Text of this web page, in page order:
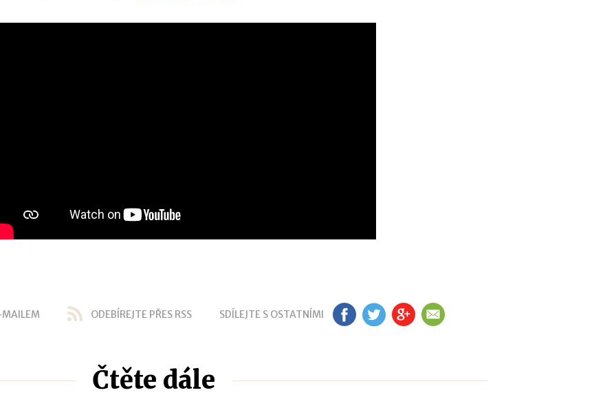
ODEBÍREJTE PŘES RSS SDÍLEJTE S OSTATNÍMI FB TW GP EM
Čtěte dále